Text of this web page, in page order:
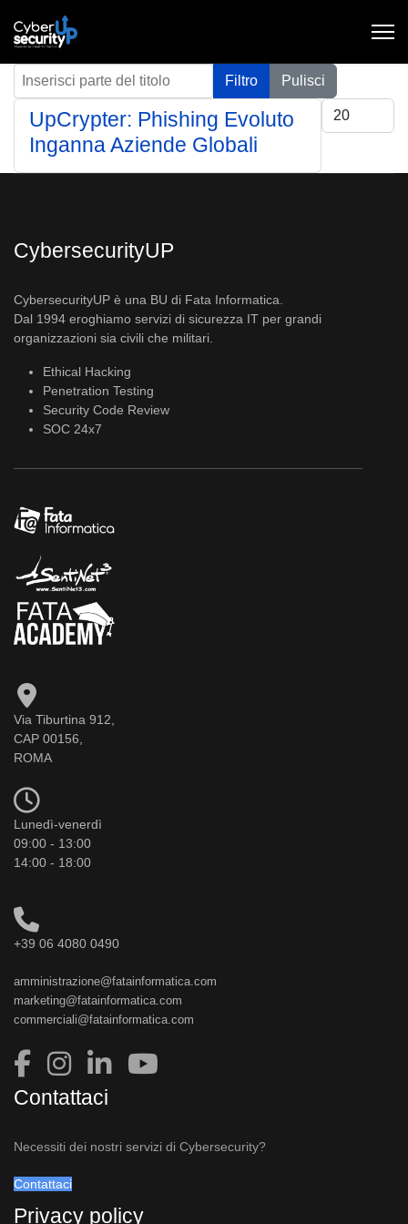
Inserisci parte del titolo Filtro
Pulisci
Visualizza #
UpCrypter: Phishing Evoluto
Inganna Aziende Globali
CybersecurityUP
CybersecurityUP è una BU di Fata Informatica.
Dal 1994 eroghiamo servizi di sicurezza IT per grandi
organizzazioni sia civili che militari.
Ethical Hacking
Penetration Testing
Security Code Review
SOC 24x7
Via Tiburtina 912,
CAP 00156,
ROMA
Lunedì-venerdì
09:00 - 13:00
14:00 - 18:00
+39 06 4080 0490
amministrazione@fatainformatica.com
marketing@fatainformatica.com
commerciali@fatainformatica.com
Contattaci
Necessiti dei nostri servizi di Cybersecurity?
Contattaci
Privacy policy